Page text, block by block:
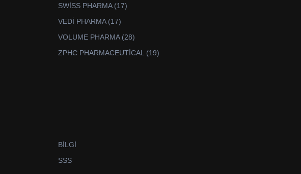
SWİSS PHARMA 1717
VEDİ PHARMA 1717
VOLUME PHARMA 2828
ZPHC PHARMACEUTİCAL 1919
BİLGİ
SSS